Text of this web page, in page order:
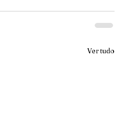
Ver tudo